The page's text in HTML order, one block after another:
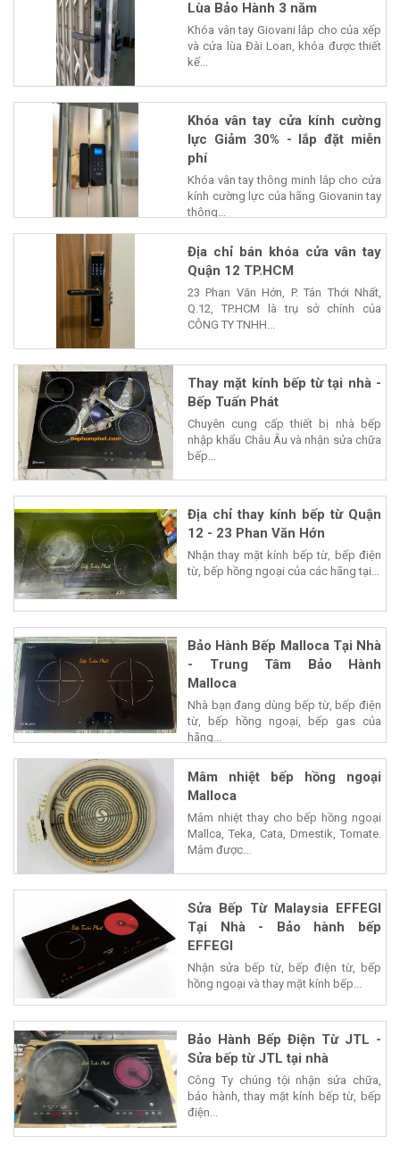
Lùa Bảo Hành 3 năm
Khóa vân tay Giovani lắp cho của xếp
và cửa lùa Đài Loan, khóa được thiết
kế...
Khóa vân tay cửa kính cường
lực Giảm 30% - lắp đặt miễn
phí
Khóa vân tay thông minh lắp cho cửa
kính cường lực của hãng Giovanin tay
thông...
Địa chỉ bán khóa cửa vân tay
Quận 12 TP.HCM
23 Phan Văn Hớn, P. Tân Thới Nhất,
Q.12, TP.HCM là trụ sở chính của
CÔNG TY TNHH...
Thay mặt kính bếp từ tại nhà -
Bếp Tuấn Phát
Chuyên cung cấp thiết bị nhà bếp
nhập khẩu Châu Âu và nhận sửa chữa
bếp...
Địa chỉ thay kính bếp từ Quận
12 - 23 Phan Văn Hớn
Nhận thay mặt kính bếp từ, bếp điện
từ, bếp hồng ngoại của các hãng tại...
Bảo Hành Bếp Malloca Tại Nhà
- Trung Tâm Bảo Hành
Malloca
Nhà bạn đang dùng bếp từ, bếp điện
từ, bếp hồng ngoại, bếp gas của
hãng...
Mâm nhiệt bếp hồng ngoại
Malloca
Mâm nhiệt thay cho bếp hồng ngoại
Mallca, Teka, Cata, Dmestik, Tomate.
Mâm được...
Sửa Bếp Từ Malaysia EFFEGI
Tại Nhà - Bảo hành bếp
EFFEGI
Nhận sửa bếp từ, bếp điện từ, bếp
hồng ngoại và thay mặt kính bếp...
Bảo Hành Bếp Điện Từ JTL -
Sửa bếp từ JTL tại nhà
Công Ty chúng tội nhận sửa chữa,
bảo hành, thay mặt kính bếp từ, bếp
điện...